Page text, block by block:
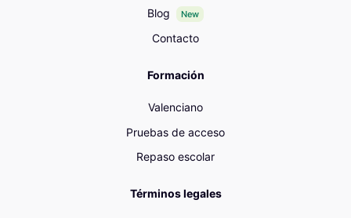
Blog
New
Contacto
Formación
Valenciano
Pruebas de acceso
Repaso escolar
Términos legales